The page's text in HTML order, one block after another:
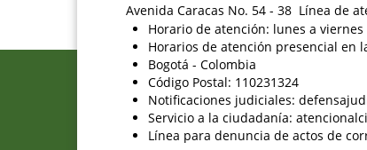
Avenida Caracas No. 54 - 38 Línea de
Horario de atención: lunes a viernes
Horarios de atención presencial en
Bogotá - Colombia
Código Postal: 110231324
Notificaciones judiciales:
Servicio a la ciudadanía:
Línea para denuncia de actos de